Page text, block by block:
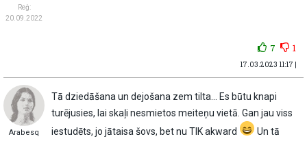
Reģ:
20.09.2022
7 1
17.03.2023 11:17 |
Arabesq
Tā dziedāšana un dejošana zem tilta… Es būtu knapi
turējusies, lai skaļi nesmietos meiteņu vietā. Gan jau viss
iestudēts, jo jātaisa šovs, bet nu TIK akward
Un tā